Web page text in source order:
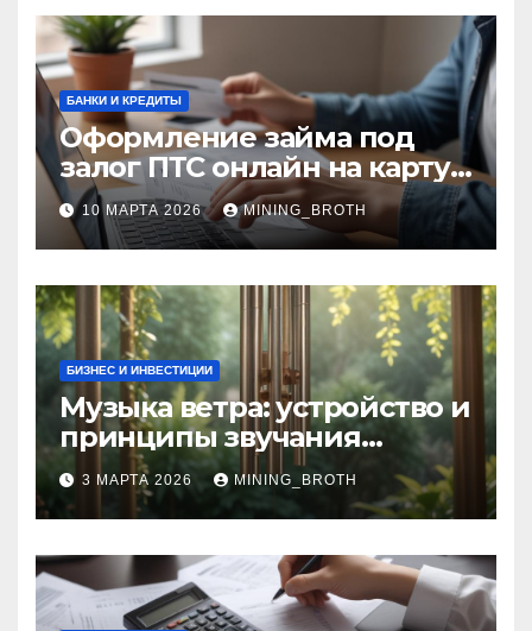
БАНКИ И КРЕДИТЫ
Оформление займа под
залог ПТС онлайн на карту
без визита в офис: порядок,
требования и документы
10 МАРТА 2026 MINING_BROTH
БИЗНЕС И ИНВЕСТИЦИИ
Музыка ветра: устройство и
принципы звучания
колокольчиков
3 МАРТА 2026 MINING_BROTH